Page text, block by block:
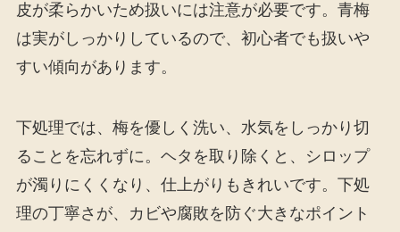
皮が柔らかいため扱いには注意が必要です。青梅
は実がしっかりしているので、初心者でも扱いや
すい傾向があります。
下処理では、梅を優しく洗い、水気をしっかり切
ることを忘れずに。ヘタを取り除くと、シロップ
が濁りにくくなり、仕上がりもきれいです。下処
理の丁寧さが、カビや腐敗を防ぐ大きなポイント